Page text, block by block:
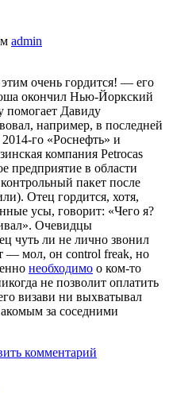
admin
очень гор­дится! — его
окончил Нью-Йоркский
помогает Давиду
на­пример, в последней
го «Роснефть» и
компания Petrocas
предприятие в области
пакет пос­ле
Отец гордится, хотя,
усы, говорит: «Чего я?
Оче­видцы
чуть ли не лично звонил
— мол, он control freak, но
необходимо о ком-то
не позволит оплатить
визави ни выхватывал
за соседними
комментарий